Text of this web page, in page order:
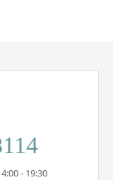
- 19:30